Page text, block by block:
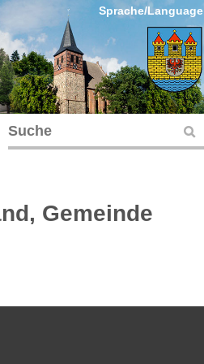
Sprache/Language
Gemeinde